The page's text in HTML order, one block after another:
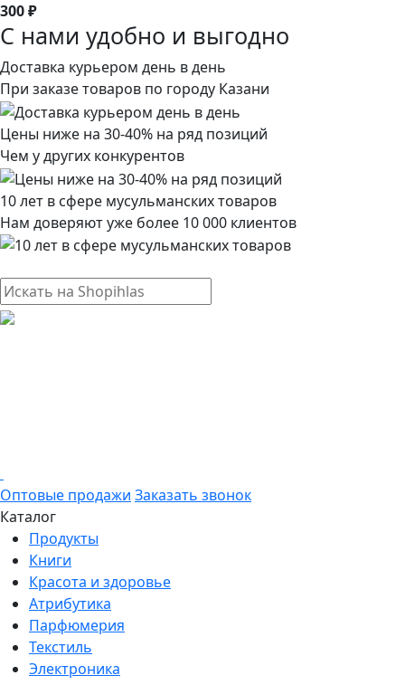
300 ₽
С нами удобно и выгодно
Доставка курьером день в день
При заказе товаров по городу Казани
Цены ниже на 30-40% на ряд позиций
Чем у других конкурентов
10 лет в сфере мусульманских товаров
Нам доверяют уже более 10 000 клиентов
Оптовые продажи Заказать звонок
Каталог
Продукты
Книги
Красота и здоровье
Атрибутика
Парфюмерия
Текстиль
Электроника